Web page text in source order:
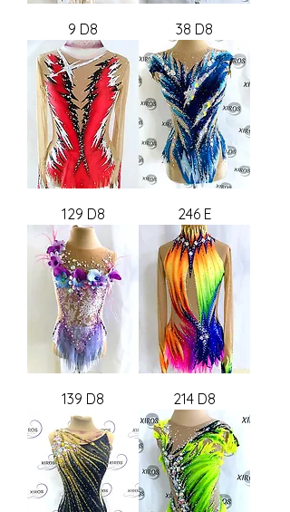
9 D8 38 D8
129 D8 246 E
139 D8 214 D8